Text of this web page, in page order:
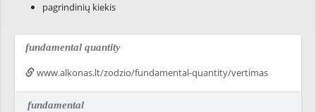
pagrindinių kiekis
fundamental quantity
www.alkonas.lt/zodzio/fundamental-quantity/vertimas
fundamental